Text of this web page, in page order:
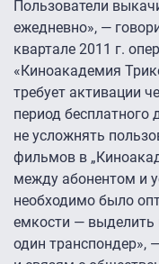
Пользователи
ежедневно», —
квартале 2011 г.
«Киноакадемия
требует активации
период бесплатного
не усложнять
фильмов в
между абонентом и
необходимо было
емкости — выделить
один транспондер»,